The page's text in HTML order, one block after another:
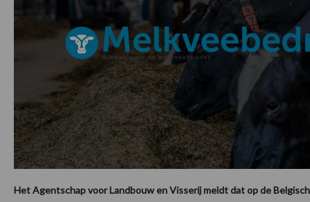
Het Agentschap voor Landbouw en Visserij meldt dat op de